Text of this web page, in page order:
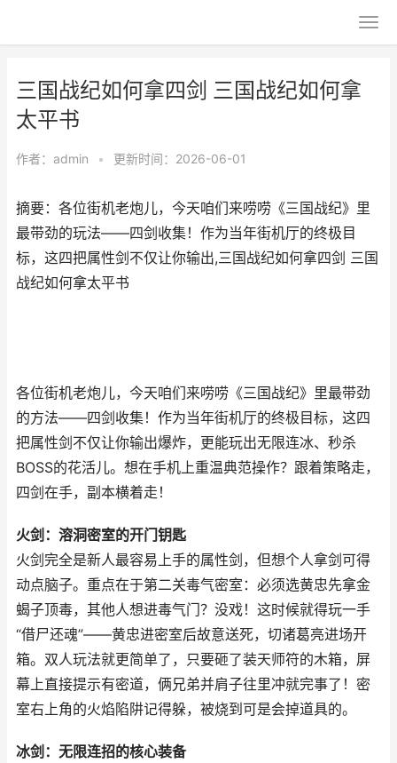
三国战纪如何拿四剑 三国战纪如何拿
太平书
作者： admin • 更新时间：2026-06-01
摘要：各位街机老炮儿，今天咱们来唠唠《三国战纪》里
最带劲的玩法——四剑收集！作为当年街机厅的终极目
标，这四把属性剑不仅让你输出,三国战纪如何拿四剑 三国
战纪如何拿太平书
各位街机老炮儿，今天咱们来唠唠《三国战纪》里最带劲
的方法——四剑收集！作为当年街机厅的终极目标，这四
把属性剑不仅让你输出爆炸，更能玩出无限连冰、秒杀
BOSS的花活儿。想在手机上重温典范操作？跟着策略走，
四剑在手，副本横着走！
火剑：溶洞密室的开门钥匙
火剑完全是新人最容易上手的属性剑，但想个人拿剑可得
动点脑子。重点在于第二关毒气密室：必须选黄忠先拿金
蝎子顶毒，其他人想进毒气门？没戏！这时候就得玩一手
“借尸还魂”——黄忠进密室后故意送死，切诸葛亮进场开
箱。双人玩法就更简单了，只要砸了装天师符的木箱，屏
幕上直接提示有密道，俩兄弟并肩子往里冲就完事了！密
室右上角的火焰陷阱记得躲，被烧到可是会掉道具的。
冰剑：无限连招的核心装备